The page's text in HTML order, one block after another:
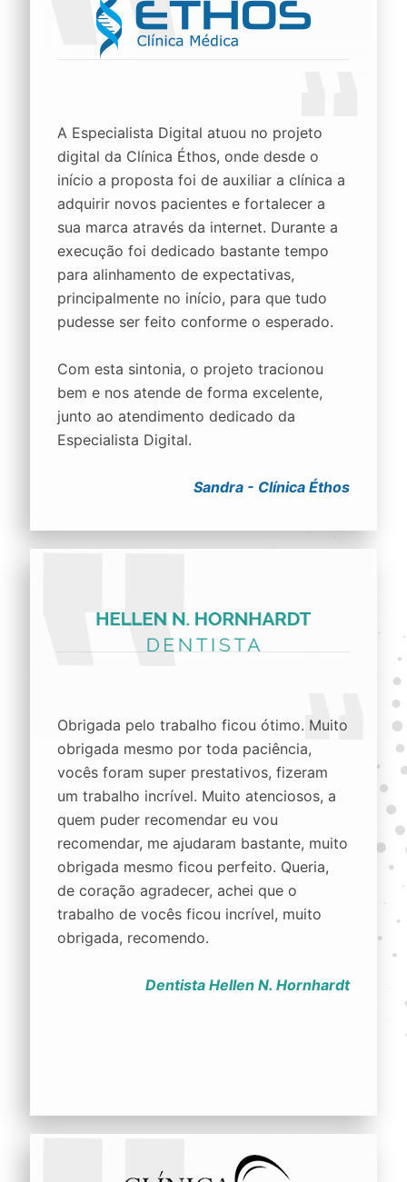
A Especialista Digital atuou no projeto
digital da Clínica Éthos, onde desde o
início a proposta foi de auxiliar a clínica a
adquirir novos pacientes e fortalecer a
sua marca através da internet. Durante a
execução foi dedicado bastante tempo
para alinhamento de expectativas,
principalmente no início, para que tudo
pudesse ser feito conforme o esperado.
Com esta sintonia, o projeto tracionou
bem e nos atende de forma excelente,
junto ao atendimento dedicado da
Especialista Digital.
Sandra - Clínica Éthos
Obrigada pelo trabalho ficou ótimo. Muito
obrigada mesmo por toda paciência,
vocês foram super prestativos, fizeram
um trabalho incrível. Muito atenciosos, a
quem puder recomendar eu vou
recomendar, me ajudaram bastante, muito
obrigada mesmo ficou perfeito. Queria,
de coração agradecer, achei que o
trabalho de vocês ficou incrível, muito
obrigada, recomendo.
Dentista Hellen N. Hornhardt